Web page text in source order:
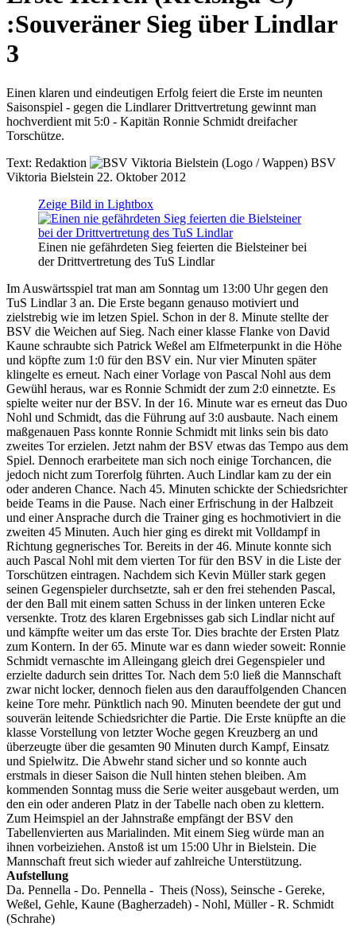
:Souveräner Sieg über Lindlar
3
Einen klaren und eindeutigen Erfolg feiert die Erste im neunten
Saisonspiel - gegen die Lindlarer Drittvertretung gewinnt man
hochverdient mit 5:0 - Kapitän Ronnie Schmidt dreifacher
Torschütze.
Text: Redaktion
BSV
Viktoria Bielstein 22. Oktober 2012
Zeige Bild in Lightbox
Einen nie gefährdeten Sieg feierten die Bielsteiner bei
der Drittvertretung des TuS Lindlar
Im Auswärtsspiel trat man am Sonntag um 13:00 Uhr gegen den
TuS Lindlar 3 an. Die Erste begann genauso motiviert und
zielstrebig wie im letzen Spiel. Schon in der 8. Minute stellte der
BSV die Weichen auf Sieg. Nach einer klasse Flanke von David
Kaune schraubte sich Patrick Weßel am Elfmeterpunkt in die Höhe
und köpfte zum 1:0 für den BSV ein. Nur vier Minuten später
klingelte es erneut. Nach einer Vorlage von Pascal Nohl aus dem
Gewühl heraus, war es Ronnie Schmidt der zum 2:0 einnetzte. Es
spielte weiter nur der BSV. In der 16. Minute war es erneut das Duo
Nohl und Schmidt, das die Führung auf 3:0 ausbaute. Nach einem
maßgenauen Pass konnte Ronnie Schmidt mit links sein bis dato
zweites Tor erzielen. Jetzt nahm der BSV etwas das Tempo aus dem
Spiel. Dennoch erarbeitete man sich noch einige Torchancen, die
jedoch nicht zum Torerfolg führten. Auch Lindlar kam zu der ein
oder anderen Chance. Nach 45. Minuten schickte der Schiedsrichter
beide Teams in die Pause. Nach einer Erfrischung in der Halbzeit
und einer Ansprache durch die Trainer ging es hochmotiviert in die
zweiten 45 Minuten. Auch hier ging es direkt mit Volldampf in
Richtung gegnerisches Tor. Bereits in der 46. Minute konnte sich
auch Pascal Nohl mit dem vierten Tor für den BSV in die Liste der
Torschützen eintragen. Nachdem sich Kevin Müller stark gegen
seinen Gegenspieler durchsetzte, sah er den frei stehenden Pascal,
der den Ball mit einem satten Schuss in der linken unteren Ecke
versenkte. Trotz des klaren Ergebnisses gab sich Lindlar nicht auf
und kämpfte weiter um das erste Tor. Dies brachte der Ersten Platz
zum Kontern. In der 65. Minute war es dann wieder soweit: Ronnie
Schmidt vernaschte im Alleingang gleich drei Gegenspieler und
erzielte dadurch sein drittes Tor. Nach dem 5:0 ließ die Mannschaft
zwar nicht locker, dennoch fielen aus den darauffolgenden Chancen
keine Tore mehr. Pünktlich nach 90. Minuten beendete der gut und
souverän leitende Schiedsrichter die Partie. Die Erste knüpfte an die
klasse Vorstellung von letzter Woche gegen Kreuzberg an und
überzeugte über die gesamten 90 Minuten durch Kampf, Einsatz
und Spielwitz. Die Abwehr stand sicher und so konnte auch
erstmals in dieser Saison die Null hinten stehen bleiben. Am
kommenden Sonntag muss die Serie weiter ausgebaut werden, um
den ein oder anderen Platz in der Tabelle nach oben zu klettern.
Zum Heimspiel an der Jahnstraße empfängt der BSV den
Tabellenvierten aus Marialinden. Mit einem Sieg würde man an
ihnen vorbeiziehen. Anstoß ist um 15:00 Uhr in Bielstein. Die
Mannschaft freut sich wieder auf zahlreiche Unterstützung.
Aufstellung
Da. Pennella - Do. Pennella - Theis (Noss), Seinsche - Gereke,
Weßel, Gehle, Kaune (Bagherzadeh) - Nohl, Müller - R. Schmidt
(Schrahe)